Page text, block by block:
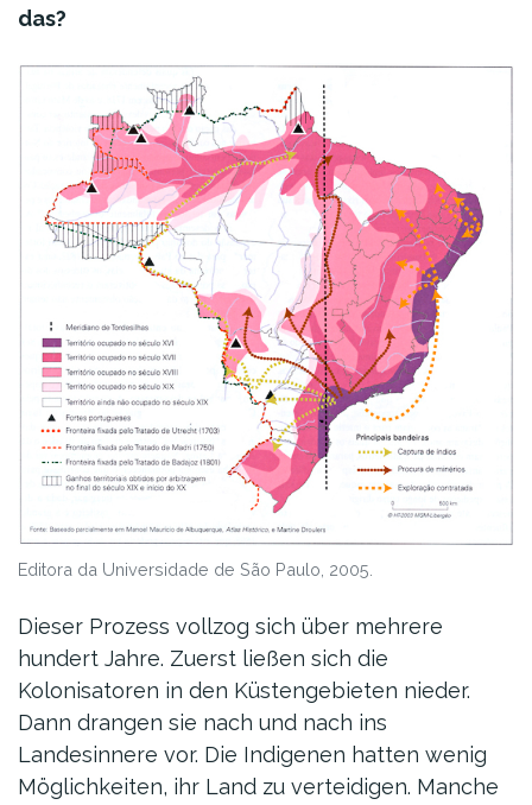
das?
Editora da Universidade de São Paulo, 2005.
Dieser Prozess vollzog sich über mehrere
hundert Jahre. Zuerst ließen sich die
Kolonisatoren in den Küstengebieten nieder.
Dann drangen sie nach und nach ins
Landesinnere vor. Die Indigenen hatten wenig
Möglichkeiten, ihr Land zu verteidigen. Manche